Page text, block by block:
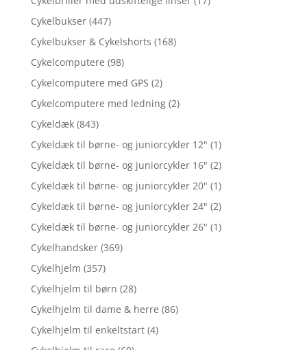
Cykelbukser (447)
Cykelbukser & Cykelshorts (168)
Cykelcomputere (98)
Cykelcomputere med GPS (2)
Cykelcomputere med ledning (2)
Cykeldæk (843)
Cykeldæk til børne- og juniorcykler 12" (1)
Cykeldæk til børne- og juniorcykler 16" (2)
Cykeldæk til børne- og juniorcykler 20" (1)
Cykeldæk til børne- og juniorcykler 24" (2)
Cykeldæk til børne- og juniorcykler 26" (1)
Cykelhandsker (369)
Cykelhjelm (357)
Cykelhjelm til børn (28)
Cykelhjelm til dame & herre (86)
Cykelhjelm til enkeltstart (4)